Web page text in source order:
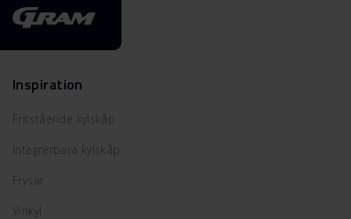
Inspiration
Fritstående kylskåp
Integrerbara kylskåp
Frysar
Vinkyl